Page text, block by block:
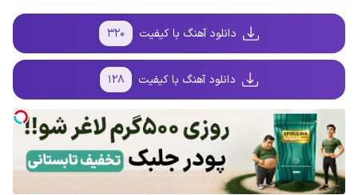
بگیر!
دانلود آهنگ با کیفیت ۳۲۰
دانلود آهنگ با کیفیت ۱۲۸